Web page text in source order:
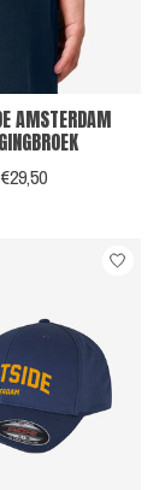
AMSTERDAM
€29,50